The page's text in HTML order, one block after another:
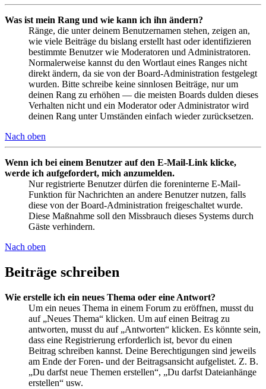
Was ist mein Rang und wie kann ich ihn ändern?
Ränge, die unter deinem Benutzernamen stehen, zeigen an,
wie viele Beiträge du bislang erstellt hast oder identifizieren
bestimmte Benutzer wie Moderatoren und Administratoren.
Normalerweise kannst du den Wortlaut eines Ranges nicht
direkt ändern, da sie von der Board-Administration festgelegt
wurden. Bitte schreibe keine sinnlosen Beiträge, nur um
deinen Rang zu erhöhen — die meisten Boards dulden dieses
Verhalten nicht und ein Moderator oder Administrator wird
deinen Rang unter Umständen einfach wieder zurücksetzen.
Nach oben
Wenn ich bei einem Benutzer auf den E-Mail-Link klicke,
werde ich aufgefordert, mich anzumelden.
Nur registrierte Benutzer dürfen die foreninterne E-Mail-
Funktion für Nachrichten an andere Benutzer nutzen, falls
diese von der Board-Administration freigeschaltet wurde.
Diese Maßnahme soll den Missbrauch dieses Systems durch
Gäste verhindern.
Nach oben
Beiträge schreiben
Wie erstelle ich ein neues Thema oder eine Antwort?
Um ein neues Thema in einem Forum zu eröffnen, musst du
auf „Neues Thema“ klicken. Um auf einen Beitrag zu
antworten, musst du auf „Antworten“ klicken. Es könnte sein,
dass eine Registrierung erforderlich ist, bevor du einen
Beitrag schreiben kannst. Deine Berechtigungen sind jeweils
am Ende der Foren- und der Beitragsansicht aufgelistet. Z. B.
„Du darfst neue Themen erstellen“, „Du darfst Dateianhänge
erstellen“ usw.